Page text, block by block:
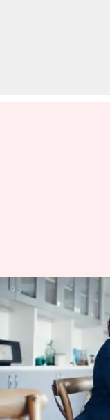
फ्रीलांस
बातों का
नौकरी
लेखन मोना दीक्षित Apr 27,
क्या है खबर?